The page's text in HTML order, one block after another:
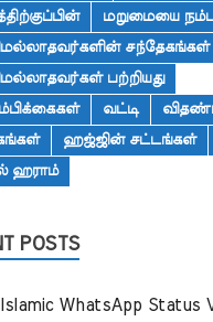
மறுமையை
சந்தேகங்கள்
பற்றியது
வட்டி
ஹஜ்ஜின் சட்டங்கள்
ஹராம்
POSTS
Islamic WhatsApp Status